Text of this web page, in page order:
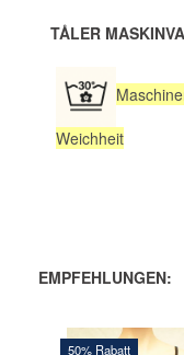
TÅLER
Weichheit
EMPFEHLUNGEN:
50% Rabatt